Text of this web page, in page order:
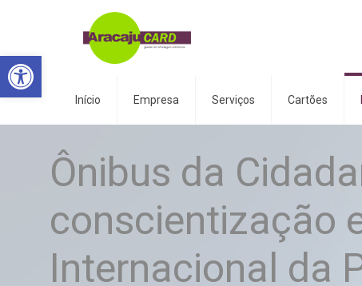
Abrir a barra de ferramentas
Início Empresa Serviços Cartões
Ônibus da
conscientização
Internacional da